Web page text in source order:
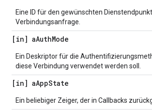
Eine ID für den gewünschten
Verbindungsanfrage.
[in] aAuthMode
Ein Deskriptor für die
diese Verbindung verwendet werden soll.
[in] aAppState
Ein beliebiger Zeiger, der in Callbacks